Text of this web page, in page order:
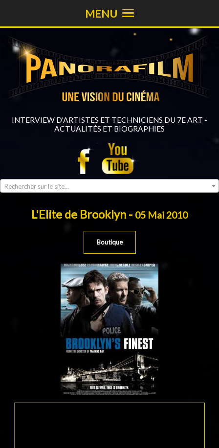
INTERVIEW D'ARTISTES ET TECHNICIENS DU 7E ART -
ACTUALITÉS ET BIOGRAPHIES
Rechercher sur le site...
MENU
L'Elite de Brooklyn - 05 Mai 2010
Boutique